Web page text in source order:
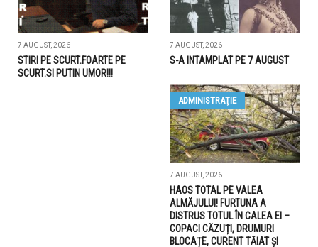
7 AUGUST, 2026
STIRI PE SCURT.FOARTE PE
SCURT.SI PUTIN UMOR!!!
7 AUGUST, 2026
S-A INTAMPLAT PE 7 AUGUST
ADMINISTRAŢIE
7 AUGUST, 2026
HAOS TOTAL PE VALEA
ALMĂJULUI! FURTUNA A
DISTRUS TOTUL ÎN CALEA EI –
COPACI CĂZUȚI, DRUMURI
BLOCAȚE, CURENT TĂIAT ȘI